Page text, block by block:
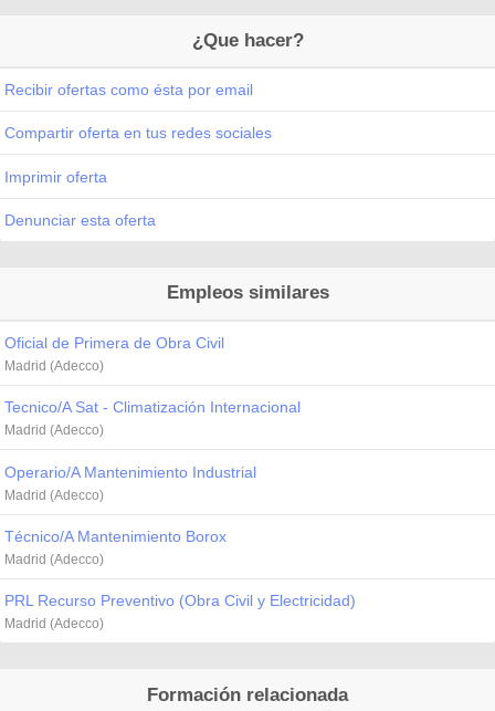
¿Que hacer?
Recibir ofertas como ésta por email
Compartir oferta en tus redes sociales
Imprimir oferta
Denunciar esta oferta
Empleos similares
Oficial de Primera de Obra Civil
Madrid (Adecco)
Tecnico/A Sat - Climatización Internacional
Madrid (Adecco)
Operario/A Mantenimiento Industrial
Madrid (Adecco)
Técnico/A Mantenimiento Borox
Madrid (Adecco)
PRL Recurso Preventivo (Obra Civil y Electricidad)
Madrid (Adecco)
Formación relacionada